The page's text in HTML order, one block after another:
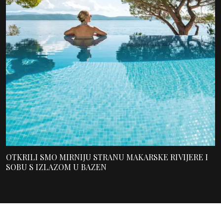
OTKRILI SMO MIRNIJU STRANU MAKARSKE RIVIJERE I
SOBU S IZLAZOM U BAZEN